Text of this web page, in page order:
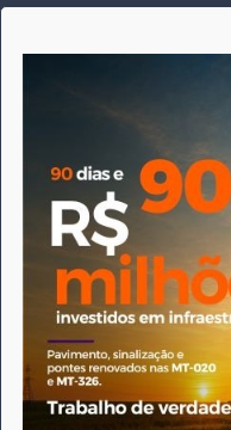
A história do Pioneiro
Canarana - MT, na
que chegou a possuir mil
publicadas 691 edições
políticos, policiais e
origem, pautado sempre
imparcialidade, faz jus a
da praça" de Canarana,
comprometimento deste
relato dos fatos neste
circulou a última edição
tem veiculação